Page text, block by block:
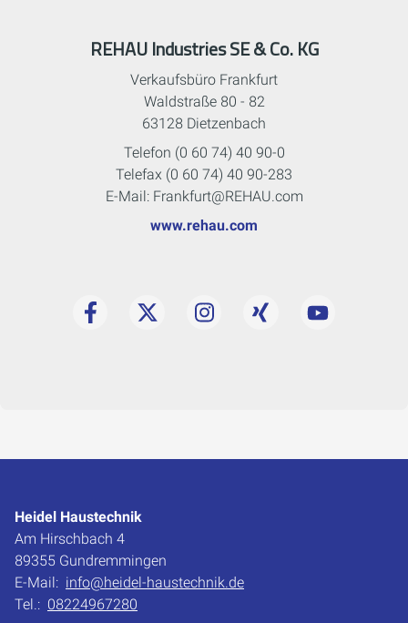
REHAU Industries SE & Co. KG
Verkaufsbüro Frankfurt
Waldstraße 80 - 82
63128 Dietzenbach
Telefon (0 60 74) 40 90-0
Telefax (0 60 74) 40 90-283
E-Mail: Frankfurt@REHAU.com
www.rehau.com
Heidel Haustechnik
Am Hirschbach 4
89355 Gundremmingen
E-Mail: info@heidel-haustechnik.de
Tel.: 08224967280